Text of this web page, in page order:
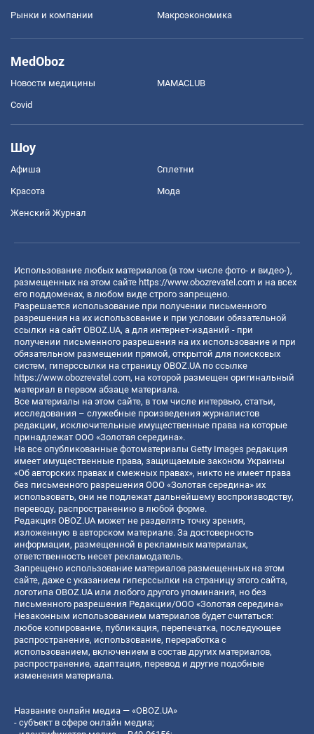
Рынки и компании Mакроэкономика
MedOboz
Новости медицины MAMACLUB
Covid
Шоу
Афиша Сплетни
Красота Мода
Женский Журнал
Использование любых материалов (в том числе фото- и видео-),
размещенных на этом сайте https://www.obozrevatel.com и на всех
его поддоменах, в любом виде строго запрещено.
Разрешается использование при получении письменного
разрешения на их использование и при условии обязательной
ссылки на сайт OBOZ.UA, а для интернет-изданий - при
получении письменного разрешения на их использование и при
обязательном размещении прямой, открытой для поисковых
систем, гиперссылки на страницу OBOZ.UA по ссылке
https://www.obozrevatel.com, на которой размещен оригинальный
материал в первом абзаце материала.
Все материалы на этом сайте, в том числе интервью, статьи,
исследования – служебные произведения журналистов
редакции, исключительные имущественные права на которые
принадлежат ООО «Золотая середина».
На все опубликованные фотоматериалы Getty Images редакция
имеет имущественные права, защищаемые законом Украины
«Об авторских правах и смежных правах», никто не имеет права
без письменного разрешения ООО «Золотая середина» их
использовать, они не подлежат дальнейшему воспроизводству,
переводу, распространению в любой форме.
Редакция OBOZ.UA может не разделять точку зрения,
изложенную в авторском материале. За достоверность
информации, размещенной в рекламных материалах,
ответственность несет рекламодатель.
Запрещено использование материалов размещенных на этом
сайте, даже с указанием гиперссылки на страницу этого сайта,
логотипа OBOZ.UA или любого другого упоминания, но без
письменного разрешения Редакции/ООО «Золотая середина»
Незаконным использованием материалов будет считаться:
любое копирование, публикация, перепечатка, последующее
распространение, использование, переработка с
использованием, включением в состав других материалов,
распространение, адаптация, перевод и другие подобные
изменения материала.
Название онлайн медиа — «OBOZ.UA»
- субъект в сфере онлайн медиа;